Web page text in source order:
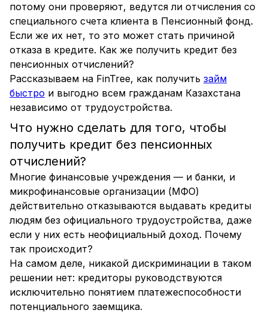
потому они проверяют, ведутся ли отчисления со
специального счета клиента в Пенсионный фонд.
Если же их нет, то это может стать причиной
отказа в кредите. Как же получить кредит без
пенсионных отчислений?
Рассказываем на FinTree, как получить займ
быстро и выгодно всем гражданам Казахстана
независимо от трудоустройства.
Что нужно сделать для того, чтобы
получить кредит без пенсионных
отчислений?
Многие финансовые учреждения — и банки, и
микрофинансовые организации (МФО)
действительно отказываются выдавать кредиты
людям без официального трудоустройства, даже
если у них есть неофициальный доход. Почему
так происходит?
На самом деле, никакой дискриминации в таком
решении нет: кредиторы руководствуются
исключительно понятием платежеспособности
потенциального заемщика.